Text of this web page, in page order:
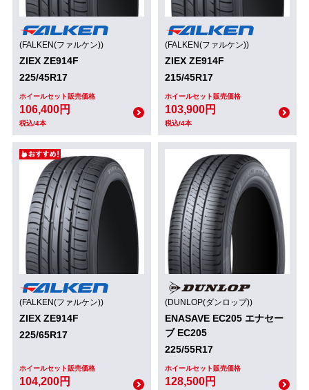
(FALKEN(ファルケン))
ZIEX ZE914F
225/45R17
ホイールセット販売価格
106,400円
税込/4本
(FALKEN(ファルケン))
ZIEX ZE914F
215/45R17
ホイールセット販売価格
103,900円
税込/4本
(FALKEN(ファルケン))
ZIEX ZE914F
225/65R17
ホイールセット販売価格
104,200円
(DUNLOP(ダンロップ))
ENASAVE EC205 エナセー
ブ EC205
225/55R17
ホイールセット販売価格
128,500円